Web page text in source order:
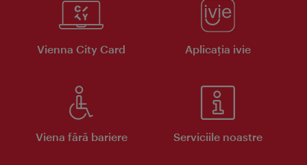
Vienna City Card Aplicaţia ivie
Viena fără bariere Serviciile noastre